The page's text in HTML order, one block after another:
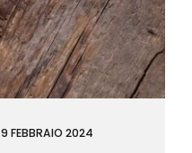
9 FEBBRAIO 2024